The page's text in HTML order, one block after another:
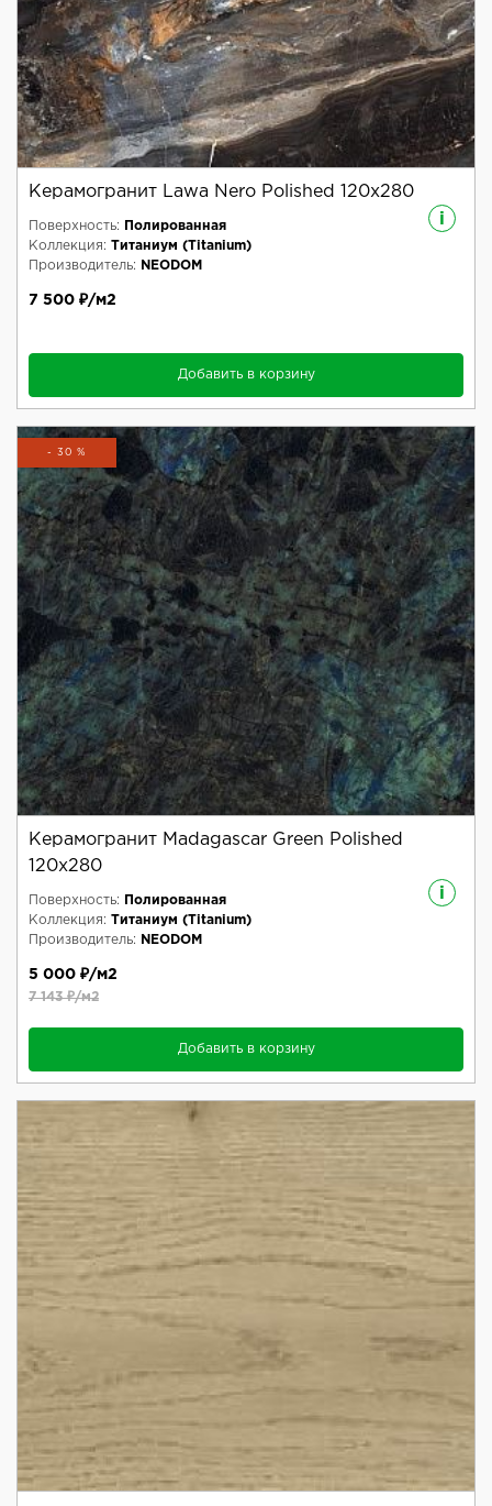
Керамогранит Lawa Nero Polished 120x280
i
Поверхность:
Полированная
Коллекция: Титаниум (Titanium)
Производитель:
NEODOM
7 500 ₽/м2
Добавить в корзину
- 30 %
Керамогранит Madagascar Green Polished
120x280
i
Поверхность:
Полированная
Коллекция: Титаниум (Titanium)
Производитель:
NEODOM
5 000 ₽/м2
7 143 ₽/м2
Добавить в корзину